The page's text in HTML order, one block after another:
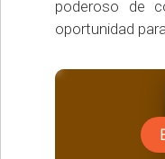
poderoso de
oportunidad